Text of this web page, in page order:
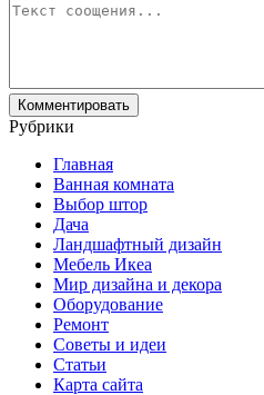
Рубрики
Главная
Ванная комната
Выбор штор
Дача
Ландшафтный дизайн
Мебель Икеа
Мир дизайна и декора
Оборудование
Ремонт
Советы и идеи
Статьи
Карта сайта